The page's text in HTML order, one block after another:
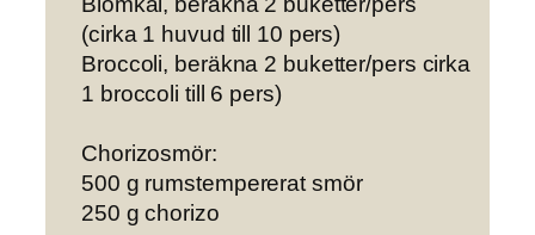
(cirka 1 huvud till 10 pers)
Broccoli, beräkna 2 buketter/pers cirka
1 broccoli till 6 pers)
Chorizosmör:
500 g rumstempererat smör
250 g chorizo